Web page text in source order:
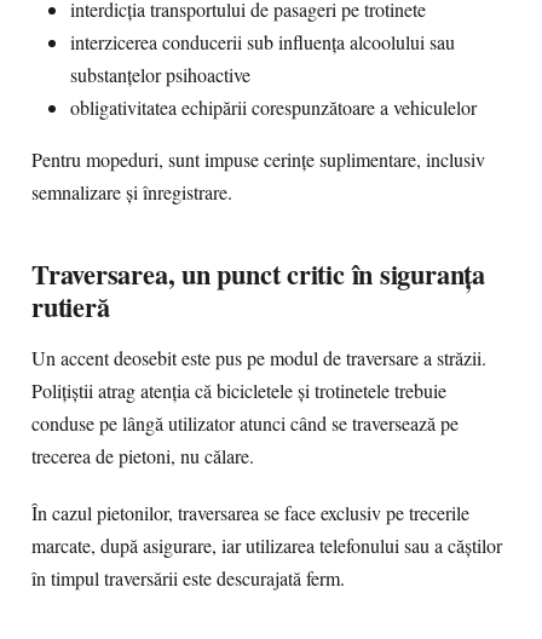
interdicția transportului de pasageri pe trotinete
interzicerea conducerii sub influența alcoolului sau
substanțelor psihoactive
obligativitatea echipării corespunzătoare a vehiculelor
Pentru mopeduri, sunt impuse cerințe suplimentare, inclusiv
semnalizare și înregistrare.
Traversarea, un punct critic în siguranța
rutieră
Un accent deosebit este pus pe modul de traversare a străzii.
Polițiștii atrag atenția că bicicletele și trotinetele trebuie
conduse pe lângă utilizator atunci când se traversează pe
trecerea de pietoni, nu călare.
În cazul pietonilor, traversarea se face exclusiv pe trecerile
marcate, după asigurare, iar utilizarea telefonului sau a căștilor
în timpul traversării este descurajată ferm.